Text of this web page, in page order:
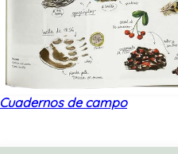
Cuadernos de campo